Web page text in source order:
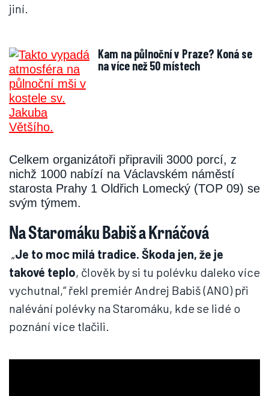
jiní.
Kam na půlnoční v Praze? Koná se
na více než 50 místech
Celkem organizátoři připravili 3000 porcí, z
nichž 1000 nabízí na Václavském náměstí
starosta Prahy 1 Oldřich Lomecký (TOP 09) se
svým týmem.
Na Staromáku Babiš a Krnáčová
„Je to moc milá tradice. Škoda jen, že je
takové teplo, člověk by si tu polévku daleko více
vychutnal,“ řekl premiér Andrej Babiš (ANO) při
nalévání polévky na Staromáku, kde se lidé o
poznání více tlačili.